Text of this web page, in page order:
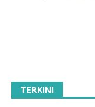
TERKINI